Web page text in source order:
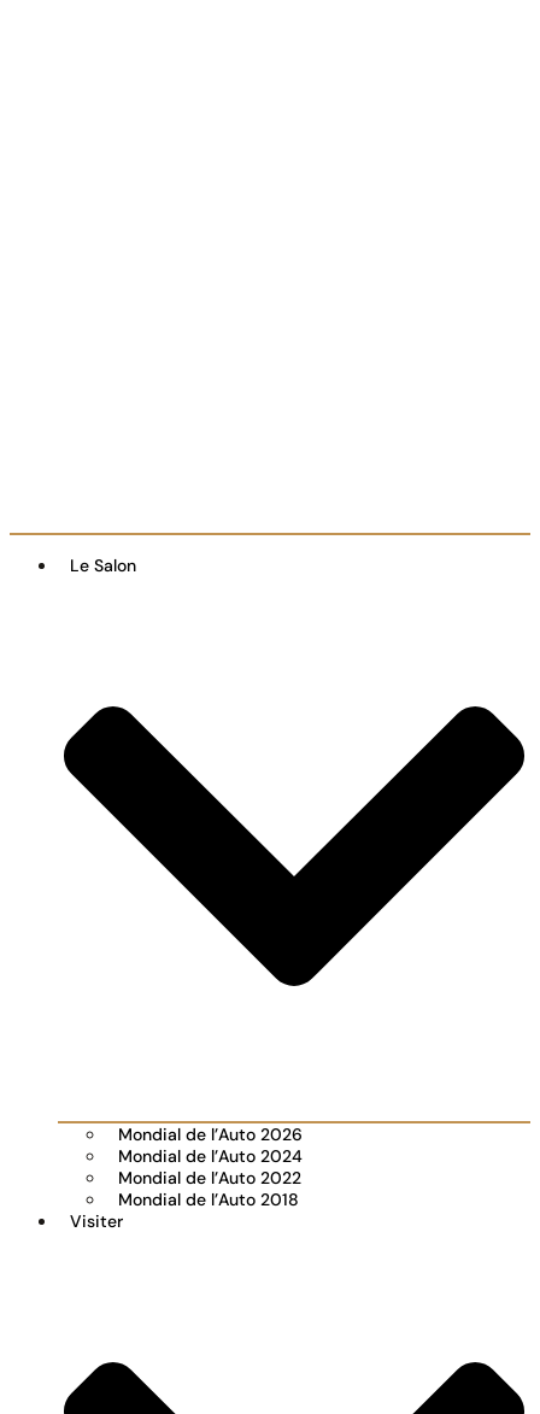
Le Salon
Mondial de l’Auto 2026
Mondial de l’Auto 2024
Mondial de l’Auto 2022
Mondial de l’Auto 2018
Visiter